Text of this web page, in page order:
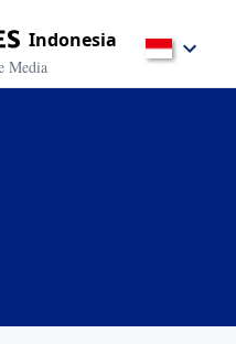
Indonesia
Media